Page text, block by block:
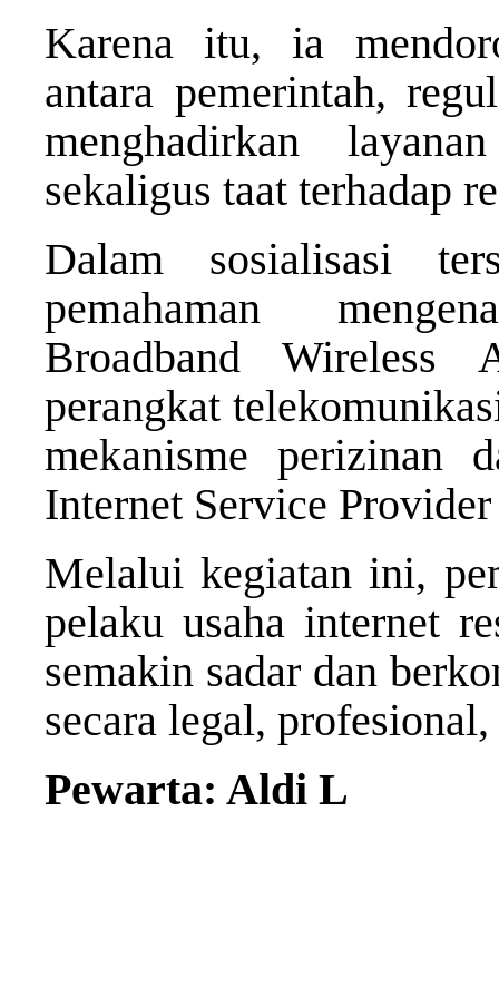
Karena itu, ia
antara pemerintah,
menghadirkan
sekaligus taat terhadap
Dalam sosialisasi
pemahaman
Broadband Wireless
perangkat
mekanisme perizinan
Internet Service
Melalui kegiatan ini,
pelaku usaha internet
semakin sadar dan
secara legal,
Pewarta: Aldi L